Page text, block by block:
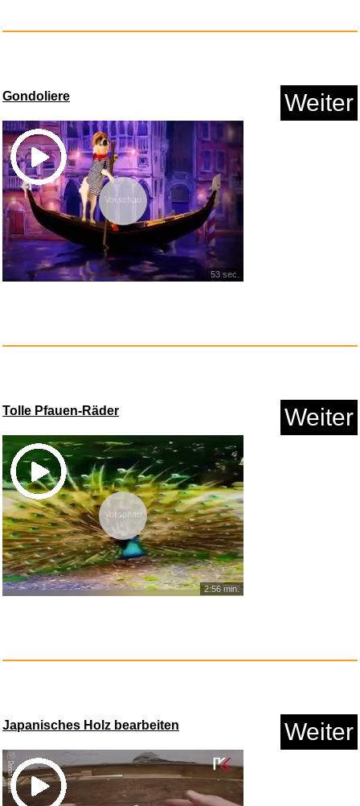
Anzeige
congstar Prepaid Guthaben -
f&...
Gondoliere Weiter
Vorschau
53 sec.
Tolle Pfauen-Räder Weiter
Vorschau
2:56 min.
Japanisches Holz bearbeiten Weiter